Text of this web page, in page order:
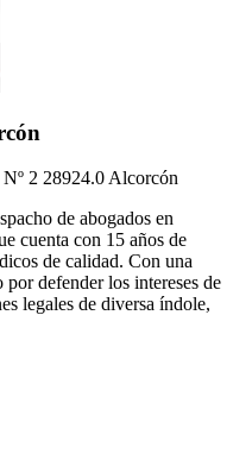
2 28924.0 Alcorcón
de abogados en
cuenta con 15 años de
de calidad. Con una
defender los intereses de
legales de diversa índole,